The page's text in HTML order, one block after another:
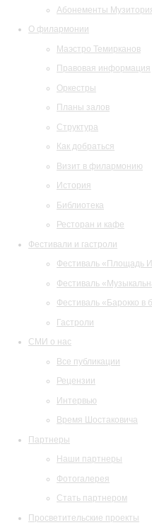
Абонементы
О филармонии
Маэстро Темирканов
Правовая информация
Оркестры
Планы залов
Структура
Как добраться
Визит в филармонию
История
Библиотека
Ресторан и кафе
Фестивали и гастроли
Фестиваль «Площадь
Фестиваль
Фестиваль «Барокко в
Гастроли
СМИ о нас
Все публикации
Рецензии
Интервью
Время Шостаковича
Партнеры
Наши партнеры
Фотогалерея
Стать партнером
Просветительские проекты